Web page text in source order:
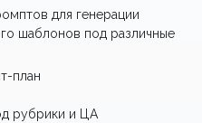
для генерации
шаблонов под различные
план
рубрики и ЦА